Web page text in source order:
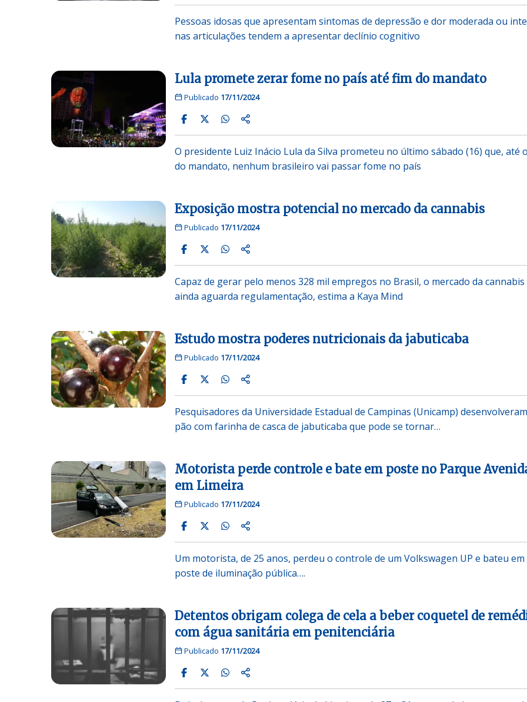
Pessoas idosas que apresentam sintomas de depressão e dor moderada ou
nas articulações tendem a apresentar declínio cognitivo
Lula promete zerar fome no país até fim do mandato
Publicado 17/11/2024
O presidente Luiz Inácio Lula da Silva prometeu no último sábado (16) que, até
do mandato, nenhum brasileiro vai passar fome no país
Exposição mostra potencial no mercado da cannabis
Publicado 17/11/2024
Capaz de gerar pelo menos 328 mil empregos no Brasil, o mercado da cannabis
ainda aguarda regulamentação, estima a Kaya Mind
Estudo mostra poderes nutricionais da jabuticaba
Publicado 17/11/2024
Pesquisadores da Universidade Estadual de Campinas (Unicamp)
pão com farinha de casca de jabuticaba que pode se tornar…
Motorista perde controle e bate em poste no Parque
em Limeira
Publicado 17/11/2024
Um motorista, de 25 anos, perdeu o controle de um Volkswagen UP e bateu em
poste de iluminação pública….
Detentos obrigam colega de cela a beber coquetel de
com água sanitária em penitenciária
Publicado 17/11/2024